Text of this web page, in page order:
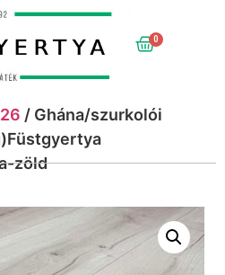
0
/ Ghána/szurkolói
zöld